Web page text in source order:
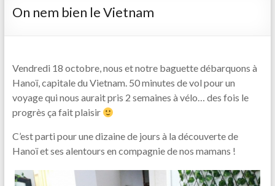
On nem bien le Vietnam
Vendredi 18 octobre, nous et notre baguette débarquons à
Hanoï, capitale du Vietnam. 50 minutes de vol pour un
voyage qui nous aurait pris 2 semaines à vélo… des fois le
progrès ça fait plaisir
C’est parti pour une dizaine de jours à la découverte de
Hanoï et ses alentours en compagnie de nos mamans !